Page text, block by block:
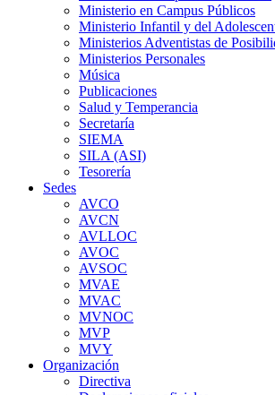
Ministerio en Campus Públicos
Ministerio Infantil y del
Ministerios Adventistas de
Ministerios Personales
Música
Publicaciones
Salud y Temperancia
Secretaría
SIEMA
SILA (ASI)
Tesorería
Sedes
AVCO
AVCN
AVLLOC
AVOC
AVSOC
MVAE
MVAC
MVNOC
MVP
MVY
Organización
Directiva